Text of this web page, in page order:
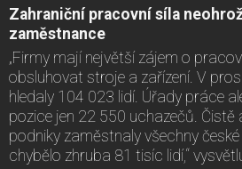
Zahraniční pracovní síla
zaměstnance
„Firmy mají největší zájem o
obsluhovat stroje a zařízení. V
hledaly 104 023 lidí. Úřady práce
pozice jen 22 550 uchazečů. Čistě
podniky zaměstnaly všechny
chybělo zhruba 81 tisíc lidí,“